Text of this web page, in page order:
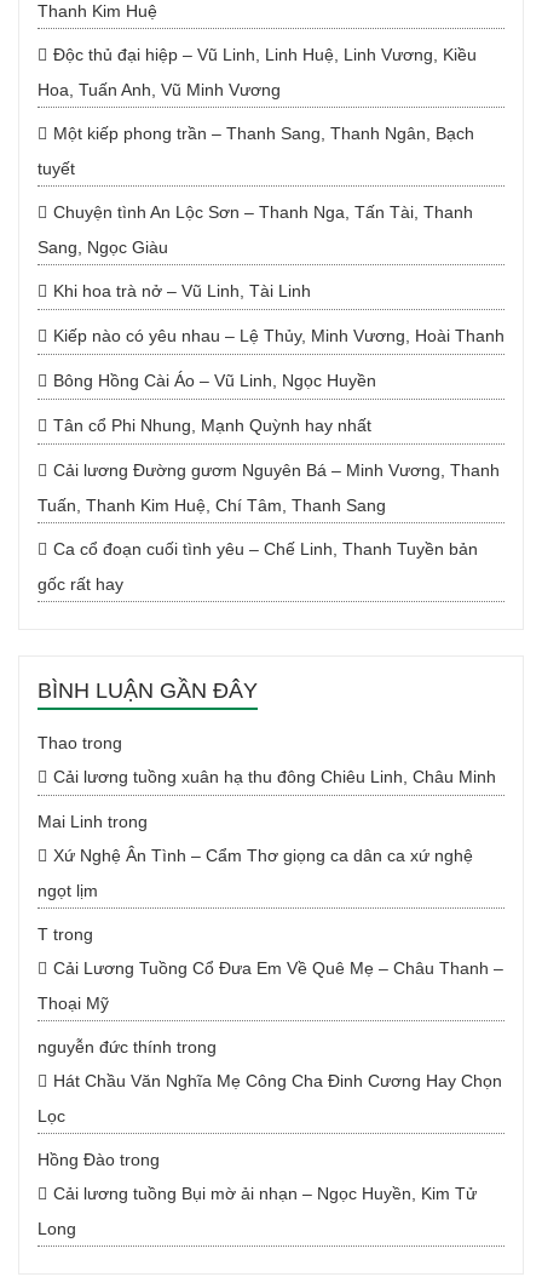
Thanh Kim Huệ
Độc thủ đại hiệp – Vũ Linh, Linh Huệ, Linh Vương, Kiều
Hoa, Tuấn Anh, Vũ Minh Vương
Một kiếp phong trần – Thanh Sang, Thanh Ngân, Bạch
tuyết
Chuyện tình An Lộc Sơn – Thanh Nga, Tấn Tài, Thanh
Sang, Ngọc Giàu
Khi hoa trà nở – Vũ Linh, Tài Linh
Kiếp nào có yêu nhau – Lệ Thủy, Minh Vương, Hoài Thanh
Bông Hồng Cài Áo – Vũ Linh, Ngọc Huyền
Tân cổ Phi Nhung, Mạnh Quỳnh hay nhất
Cải lương Đường gươm Nguyên Bá – Minh Vương, Thanh
Tuấn, Thanh Kim Huệ, Chí Tâm, Thanh Sang
Ca cổ đoạn cuối tình yêu – Chế Linh, Thanh Tuyền bản
gốc rất hay
BÌNH LUẬN GẦN ĐÂY
Thao trong
Cải lương tuồng xuân hạ thu đông Chiêu Linh, Châu Minh
Mai Linh trong
Xứ Nghệ Ân Tình – Cẩm Thơ giọng ca dân ca xứ nghệ
ngọt lịm
T trong
Cải Lương Tuồng Cổ Đưa Em Về Quê Mẹ – Châu Thanh –
Thoại Mỹ
nguyễn đức thính trong
Hát Chầu Văn Nghĩa Mẹ Công Cha Đinh Cương Hay Chọn
Lọc
Hồng Đào trong
Cải lương tuồng Bụi mờ ải nhạn – Ngọc Huyền, Kim Tử
Long